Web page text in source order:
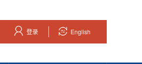
登录 English